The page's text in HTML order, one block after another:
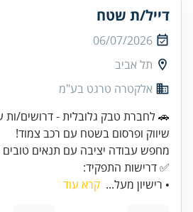
דייל/ת שטח
06/07/2026
תל אביב
אלקטרה טרגט בע"מ
🚗 לחברת טבק גלובלית - דרושים/ות
✅ דרישות התפקיד:
• רישיון מעל... קרא עוד